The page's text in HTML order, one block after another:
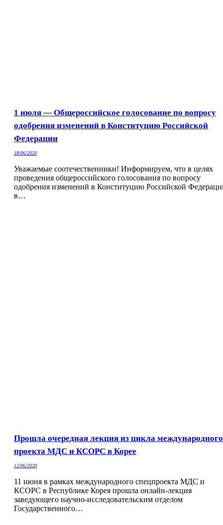
1 июля — Общероссийское голосование по вопросу
одобрения изменений в Конституцию Российской
Федерации
18/06/2020
Уважаемые соотечественники! Информируем, что в целях
проведения общероссийского голосования по вопросу
одобрения изменений в Конституцию Российской
в…
Прошла очередная лекция из цикла международного
проекта МДС и КСОРС в Корее
12/06/2020
11 июня в рамках международного спецпроекта МДС и
КСОРС в Республике Корея прошла онлайн-лекция
заведующего научно-исследовательским отделом
Государственного…